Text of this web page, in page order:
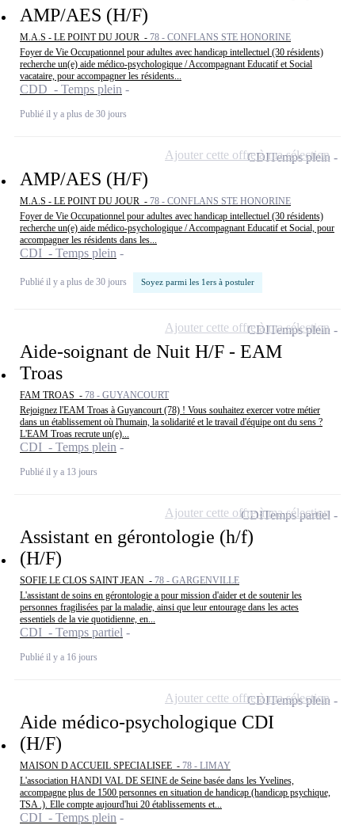
AMP/AES (H/F)
M.A.S - LE POINT DU JOUR - 78 - CONFLANS STE HONORINE
Foyer de Vie Occupationnel pour adultes avec handicap intellectuel (30 résidents)
recherche un(e) aide médico-psychologique / Accompagnant Educatif et Social
vacataire, pour accompagner les résidents...
CDD - Temps plein
Publié il y a plus de 30 jours
AMP/AES (H/F)
M.A.S - LE POINT DU JOUR - 78 - CONFLANS STE HONORINE
Foyer de Vie Occupationnel pour adultes avec handicap intellectuel (30 résidents)
recherche un(e) aide médico-psychologique / Accompagnant Educatif et Social, pour
accompagner les résidents dans les...
CDI - Temps plein
Publié il y a plus de 30 jours Soyez parmi les 1ers à postuler
CDITemps plein
Ajouter cette offre à ma sélection
Aide-soignant de Nuit H/F - EAM
Troas
FAM TROAS - 78 - GUYANCOURT
Rejoignez l'EAM Troas à Guyancourt (78) ! Vous souhaitez exercer votre métier
dans un établissement où l'humain, la solidarité et le travail d'équipe ont du sens ?
L'EAM Troas recrute un(e)...
CDI - Temps plein
Publié il y a 13 jours
CDITemps plein
Ajouter cette offre à ma sélection
Assistant en gérontologie (h/f)
(H/F)
SOFIE LE CLOS SAINT JEAN - 78 - GARGENVILLE
L'assistant de soins en gérontologie a pour mission d'aider et de soutenir les
personnes fragilisées par la maladie, ainsi que leur entourage dans les actes
essentiels de la vie quotidienne, en...
CDI - Temps partiel
Publié il y a 16 jours
CDITemps partiel
Ajouter cette offre à ma sélection
Aide médico-psychologique CDI
(H/F)
MAISON D ACCUEIL SPECIALISEE - 78 - LIMAY
L'association HANDI VAL DE SEINE de Seine basée dans les Yvelines,
accompagne plus de 1500 personnes en situation de handicap (handicap psychique,
TSA .). Elle compte aujourd'hui 20 établissements et...
CDI - Temps plein
CDITemps plein
Ajouter cette offre à ma sélection